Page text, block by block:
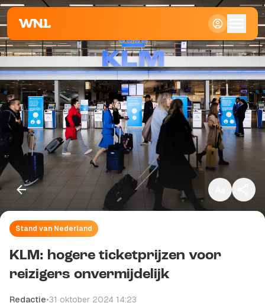
Klein
Standaard
Groot
Stand van Nederland
KLM: hogere ticketprijzen voor
reizigers onvermijdelijk
Redactie•31 oktober 2024 14:23